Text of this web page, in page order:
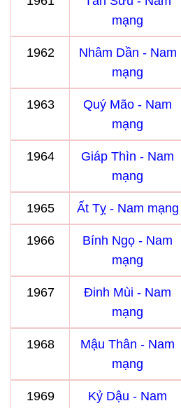
mạng
1962
Nhâm Dần - Nam
mạng
1963
Quý Mão - Nam
mạng
1964
Giáp Thìn - Nam
mạng
1965 Ất Tỵ - Nam mạng
1966
Bính Ngọ - Nam
mạng
1967
Đinh Mùi - Nam
mạng
1968
Mậu Thân - Nam
mạng
1969
Kỷ Dậu - Nam